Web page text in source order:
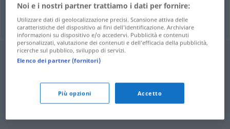
geheimnisvoll esrarengiz
Noi e i nostri partner trattiamo i dati per fornire:
Utilizzare dati di geolocalizzazione precisi. Scansione attiva delle
caratteristiche del dispositivo ai fini dell’identificazione. Archiviare
informazioni su dispositivo e/o accedervi. Pubblicità e contenuti
personalizzati, valutazione dei contenuti e dell’efficacia della pubblicità,
ricerche sul pubblico, sviluppo di servizi.
Elenco dei partner (fornitori)
Più opzioni Accetto